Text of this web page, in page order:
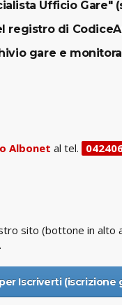
Ufficio Gare"
registro di
gare e
Albonet al tel.
sito (bottone in
Iscriverti (iscrizione